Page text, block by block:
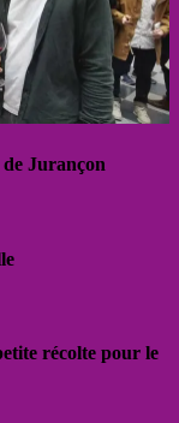
de Jurançon
récolte pour le